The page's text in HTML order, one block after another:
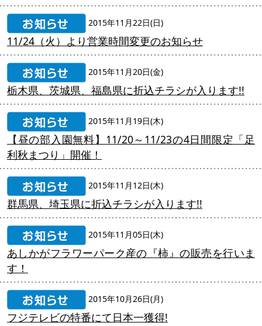
2015年11月22日(日)
11/24（火）より営業時間変更のお知らせ
2015年11月20日(金)
栃木県、茨城県、福島県に折込チラシが入ります!!
2015年11月19日(木)
【昼の部入園無料】11/20～11/23の4日間限定「足
利秋まつり」開催！
2015年11月12日(木)
群馬県、埼玉県に折込チラシが入ります!!
2015年11月05日(木)
あしかがフラワーパーク産の『柿』の販売を行いま
す！
2015年10月26日(月)
フジテレビの特番にて日本一獲得!